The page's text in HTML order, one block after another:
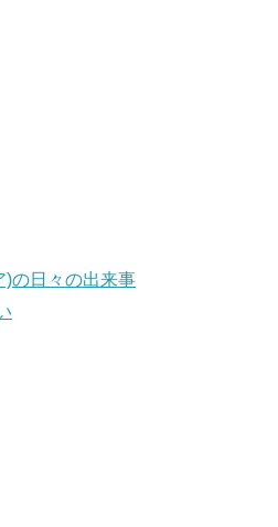
)の日々の出来事